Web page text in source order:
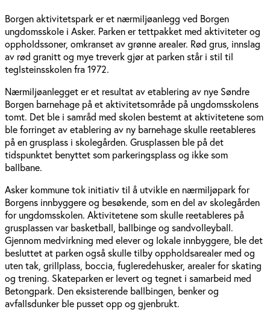
Borgen aktivitetspark er et nærmiljøanlegg ved Borgen
ungdomsskole i Asker. Parken er tettpakket med aktiviteter og
oppholdssoner, omkranset av grønne arealer. Rød grus, innslag
av rød granitt og mye treverk gjør at parken står i stil til
teglsteinsskolen fra 1972.
Nærmiljøanlegget er et resultat av etablering av nye Søndre
Borgen barnehage på et aktivitetsområde på ungdomsskolens
tomt. Det ble i samråd med skolen bestemt at aktivitetene som
ble forringet av etablering av ny barnehage skulle reetableres
på en grusplass i skolegården. Grusplassen ble på det
tidspunktet benyttet som parkeringsplass og ikke som
ballbane.
Asker kommune tok initiativ til å utvikle en nærmiljøpark for
Borgens innbyggere og besøkende, som en del av skolegården
for ungdomsskolen. Aktivitetene som skulle reetableres på
grusplassen var basketball, ballbinge og sandvolleyball.
Gjennom medvirkning med elever og lokale innbyggere, ble det
besluttet at parken også skulle tilby oppholdsarealer med og
uten tak, grillplass, boccia, fugleredehusker, arealer for skating
og trening. Skateparken er levert og tegnet i samarbeid med
Betongpark. Den eksisterende ballbingen, benker og
avfallsdunker ble pusset opp og gjenbrukt.